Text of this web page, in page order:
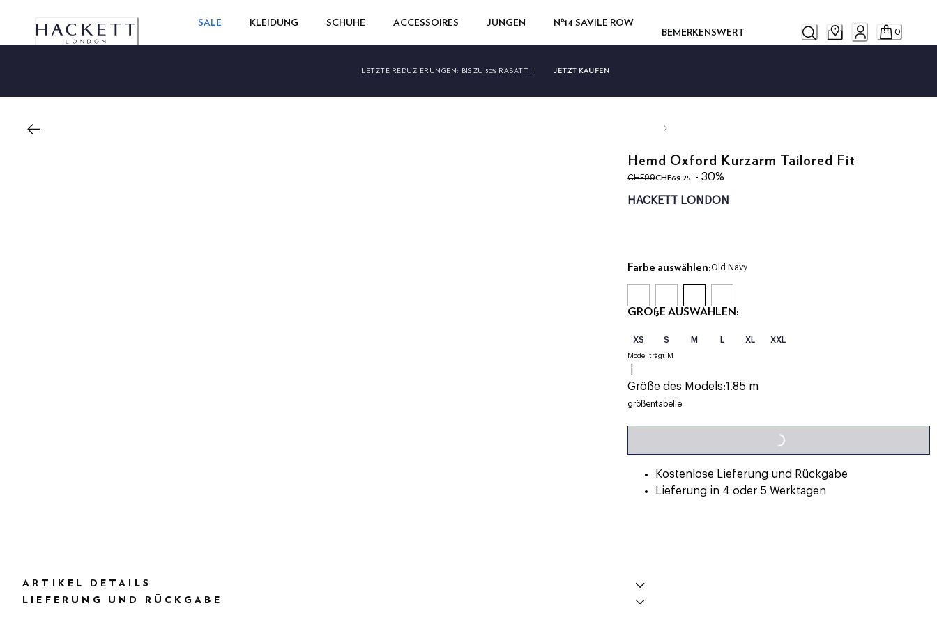
SALE KLEIDUNG SCHUHE ACCESSOIRES JUNGEN
Nº14 SAVILE ROW
BEMERKENSWERT
0
LETZTE REDUZIERUNGEN: BIS ZU 50% RABATT | JETZT KAUFEN
Hemd Oxford Kurzarm Tailored Fit
CHF99
ursprünglicher Preis CHF99
CHF69.25
aktueller Preis CHF69.25
- 30%
HACKETT LONDON
Farbe auswählen:Old Navy
GRÖßE AUSWÄHLEN:
XS S M L XL XXL
Model trägt: M
Größe des Models:1.85 m
größentabelle LOADING...
Kostenlose Lieferung und Rückgabe
Lieferung in 4 oder 5 Werktagen
ARTIKEL DETAILS
LIEFERUNG UND RÜCKGABE